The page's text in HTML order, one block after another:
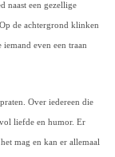
naast een gezellige
de achtergrond klinken
even een traan
Over iedereen die
liefde en humor. Er
mag en kan er allemaal